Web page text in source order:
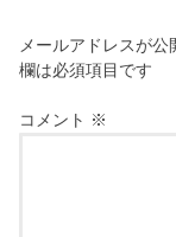
メールアドレスが公
欄は必須項目です
コメント ※